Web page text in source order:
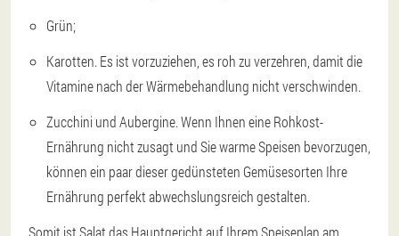
Grün;
Karotten. Es ist vorzuziehen, es roh zu verzehren, damit die
Vitamine nach der Wärmebehandlung nicht verschwinden.
Zucchini und Aubergine. Wenn Ihnen eine Rohkost-
Ernährung nicht zusagt und Sie warme Speisen bevorzugen,
können ein paar dieser gedünsteten Gemüsesorten Ihre
Ernährung perfekt abwechslungsreich gestalten.
Somit ist Salat das Hauptgericht auf Ihrem Speiseplan am